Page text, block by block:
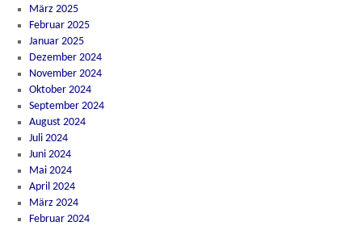
März 2025
Februar 2025
Januar 2025
Dezember 2024
November 2024
Oktober 2024
September 2024
August 2024
Juli 2024
Juni 2024
Mai 2024
April 2024
März 2024
Februar 2024